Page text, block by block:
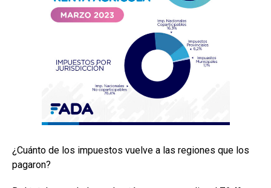
¿Cuánto de los impuestos vuelve a las regiones que los
pagaron?